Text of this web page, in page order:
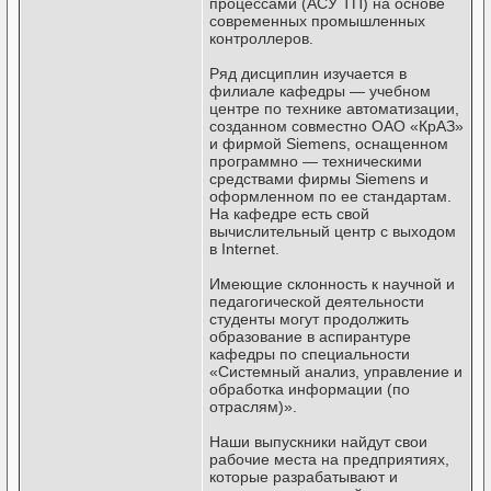
современных промышленных
контроллеров.
Ряд дисциплин изучается в
филиале кафедры — учебном
центре по технике автоматизации,
созданном совместно ОАО «КрАЗ»
и фирмой Siemens, оснащенном
программно — техническими
средствами фирмы Siemens и
оформленном по ее стандартам.
На кафедре есть свой
вычислительный центр с выходом
в Internet.
Имеющие склонность к научной и
педагогической деятельности
студенты могут продолжить
образование в аспирантуре
кафедры по специальности
«Системный анализ, управление и
обработка информации (по
отраслям)».
Наши выпускники найдут свои
рабочие места на предприятиях,
которые разрабатывают и